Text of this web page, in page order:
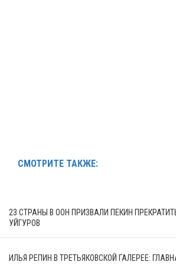
СМОТРИТЕ ТАКЖЕ:
23 СТРАНЫ В ООН ПРИЗВАЛИ ПЕКИН
УЙГУРОВ
ИЛЬЯ РЕПИН В ТРЕТЬЯКОВСКОЙ ГАЛЕРЕЕ: